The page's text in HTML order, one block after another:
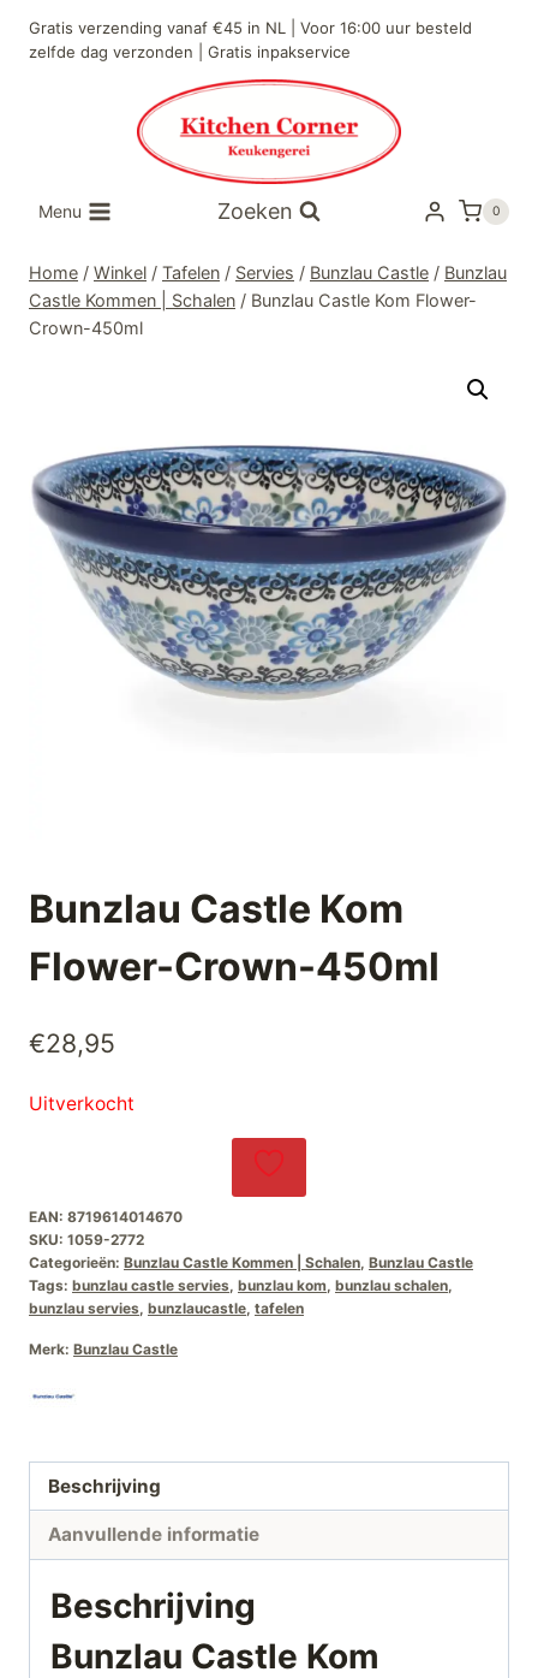
naar
Gratis verzending vanaf €45 in NL | Voor 16:00 uur besteld
zelfde dag verzonden | Gratis inpakservice
Menu Zoeken 0
Home / Winkel / Tafelen / Servies / Bunzlau Castle / Bunzlau
Castle Kommen | Schalen / Bunzlau Castle Kom Flower-
Crown-450ml
Bunzlau Castle Kom
Flower-Crown-450ml
€28,95
Uitverkocht
EAN: 8719614014670
SKU: 1059-2772
Categorieën: Bunzlau Castle Kommen | Schalen, Bunzlau Castle
Tags: bunzlau castle servies, bunzlau kom, bunzlau schalen,
bunzlau servies, bunzlaucastle, tafelen
Merk: Bunzlau Castle
Beschrijving
Aanvullende informatie
Beschrijving
Bunzlau Castle Kom